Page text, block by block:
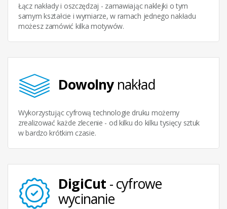
Łącz nakłady i oszczędzaj - zamawiając naklejki o tym
samym kształcie i wymiarze, w ramach jednego nakładu
możesz zamówić kilka motywów.
Dowolnynakład
Wykorzystując cyfrową technologie druku możemy
zrealizować każde zlecenie - od kilku do kilku tysięcy sztuk
w bardzo krótkim czasie.
DigiCut - cyfrowe
wycinanie